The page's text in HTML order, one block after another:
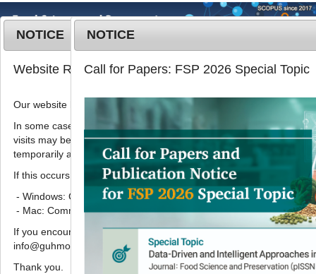
T
o
g
l
e
v
i
g
t
MENU
Food Sci. Preserv. 32(1 149
157
pISSN: 3022-5477, eISSN: 3022-5485
DOI:https://doi.org/10.11002/fsp.2025.32.1.149
Research Article
인공 광배양 스피룰리나(Spirulina
)의 생리활성 성분 및 항산화
특성
소정미 1,3 천지연1,3,*
NOTICE
Website Renewal Notice
Our website has recently been renewed.
In some cases, images, CSS files, or other settings saved in your
visits may be reused instead of downloading the latest files. As a
temporarily appear incorrectly or may not display properly.
If this occurs, please perform a hard refresh.
- Windows: Ctrl + F5
- Mac: Command + Shift + R
If you encounter any errors or difficulties while using the website,
info@guhmok.com.
Thank you.
NOTICE
Call for Papers: FSP 2026 Special Topic